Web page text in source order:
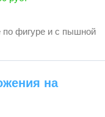
по фигуре и с пышной
на